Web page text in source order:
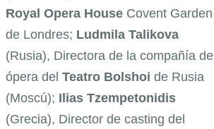
Royal Opera House Covent Garden
de Londres; Ludmila Talikova
(Rusia), Directora de la compañía de
ópera del Teatro Bolshoi de Rusia
(Moscú); Ilias Tzempetonidis
(Grecia), Director de casting del